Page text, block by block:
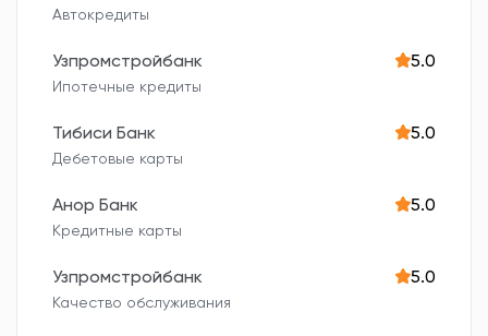
Автокредиты
Узпромстройбанк 5.0
Ипотечные кредиты
Тибиси Банк 5.0
Дебетовые карты
Анор Банк 5.0
Кредитные карты
Узпромстройбанк 5.0
Качество обслуживания